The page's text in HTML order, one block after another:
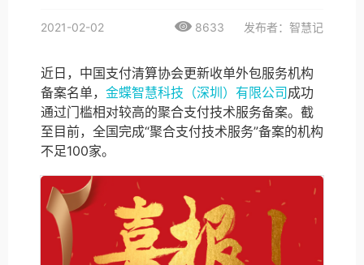
2021-02-02 8633 发布者：智慧记
近日，中国支付清算协会更新收单外包服务机构
备案名单， 金蝶智慧科技（深圳）有限公司 成功
通过门槛相对较高的聚合支付技术服务备案。截
至目前，全国完成“聚合支付技术服务”备案的机构
不足100家。